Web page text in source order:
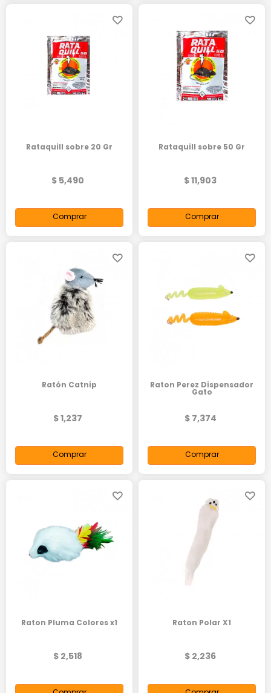
Rataquill sobre 20 Gr
$ 5,490
Comprar
Rataquill sobre 50 Gr
$ 11,903
Comprar
Ratón Catnip
$ 1,237
Comprar
Raton Perez Dispensador
Gato
$ 7,374
Comprar
Raton Pluma Colores x1
$ 2,518
Raton Polar X1
$ 2,236